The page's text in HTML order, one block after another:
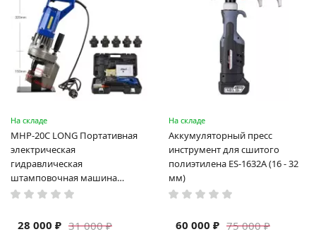
На складе
MHP-20C LONG Портативная
электрическая
гидравлическая
штамповочная машина
высокая мощность и мощный
машина
31 000 ₽
28 000 ₽
На складе
Аккумуляторный пресс
инструмент для сшитого
полиэтилена ES-1632A (16 - 32
мм)
75 000 ₽
60 000 ₽